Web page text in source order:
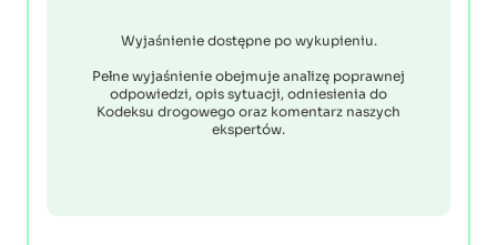
Wyjaśnienie dostępne po wykupieniu.
Pełne wyjaśnienie obejmuje analizę poprawnej
odpowiedzi, opis sytuacji, odniesienia do
Kodeksu drogowego oraz komentarz naszych
ekspertów.